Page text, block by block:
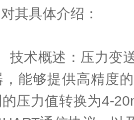
其具体介绍：
术概述：压力变送
能够提供高精度
压力值转换为4-